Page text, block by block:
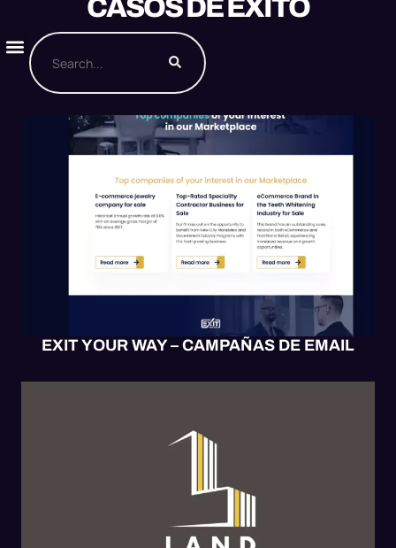
CASOS DE ÉXITO
EMAIL HUBSPOT
EXIT YOUR WAY – CAMPAÑAS DE EMAIL